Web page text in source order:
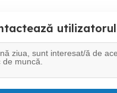
utilizatorul